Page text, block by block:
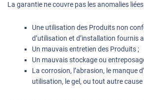
La garantie ne couvre pas les anomalies liées
Une utilisation des Produits non
d’utilisation et d’installation fournis
Un mauvais entretien des Produits ;
Un mauvais stockage ou
La corrosion, l’abrasion, le manque
utilisation, le gel, ou tout autre